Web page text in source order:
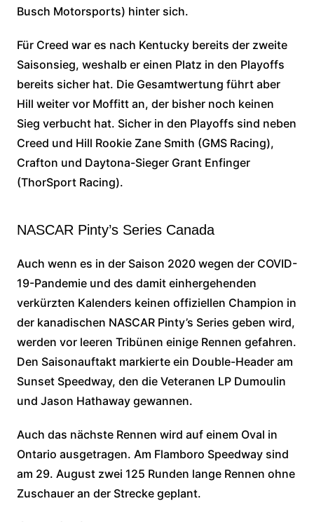
Busch Motorsports) hinter sich.
Für Creed war es nach Kentucky bereits der zweite
Saisonsieg, weshalb er einen Platz in den Playoffs
bereits sicher hat. Die Gesamtwertung führt aber
Hill weiter vor Moffitt an, der bisher noch keinen
Sieg verbucht hat. Sicher in den Playoffs sind neben
Creed und Hill Rookie Zane Smith (GMS Racing),
Crafton und Daytona-Sieger Grant Enfinger
(ThorSport Racing).
NASCAR Pinty’s Series Canada
Auch wenn es in der Saison 2020 wegen der COVID-
19-Pandemie und des damit einhergehenden
verkürzten Kalenders keinen offiziellen Champion in
der kanadischen NASCAR Pinty’s Series geben wird,
werden vor leeren Tribünen einige Rennen gefahren.
Den Saisonauftakt markierte ein Double-Header am
Sunset Speedway, den die Veteranen LP Dumoulin
und Jason Hathaway gewannen.
Auch das nächste Rennen wird auf einem Oval in
Ontario ausgetragen. Am Flamboro Speedway sind
am 29. August zwei 125 Runden lange Rennen ohne
Zuschauer an der Strecke geplant.